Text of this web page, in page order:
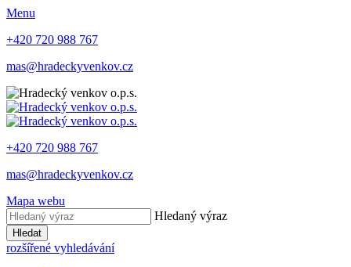
Menu
+420 720 988 767
mas@hradeckyvenkov.cz
+420 720 988 767
mas@hradeckyvenkov.cz
Mapa webu
Hledaný výraz
Hledat
rozšířené vyhledávání